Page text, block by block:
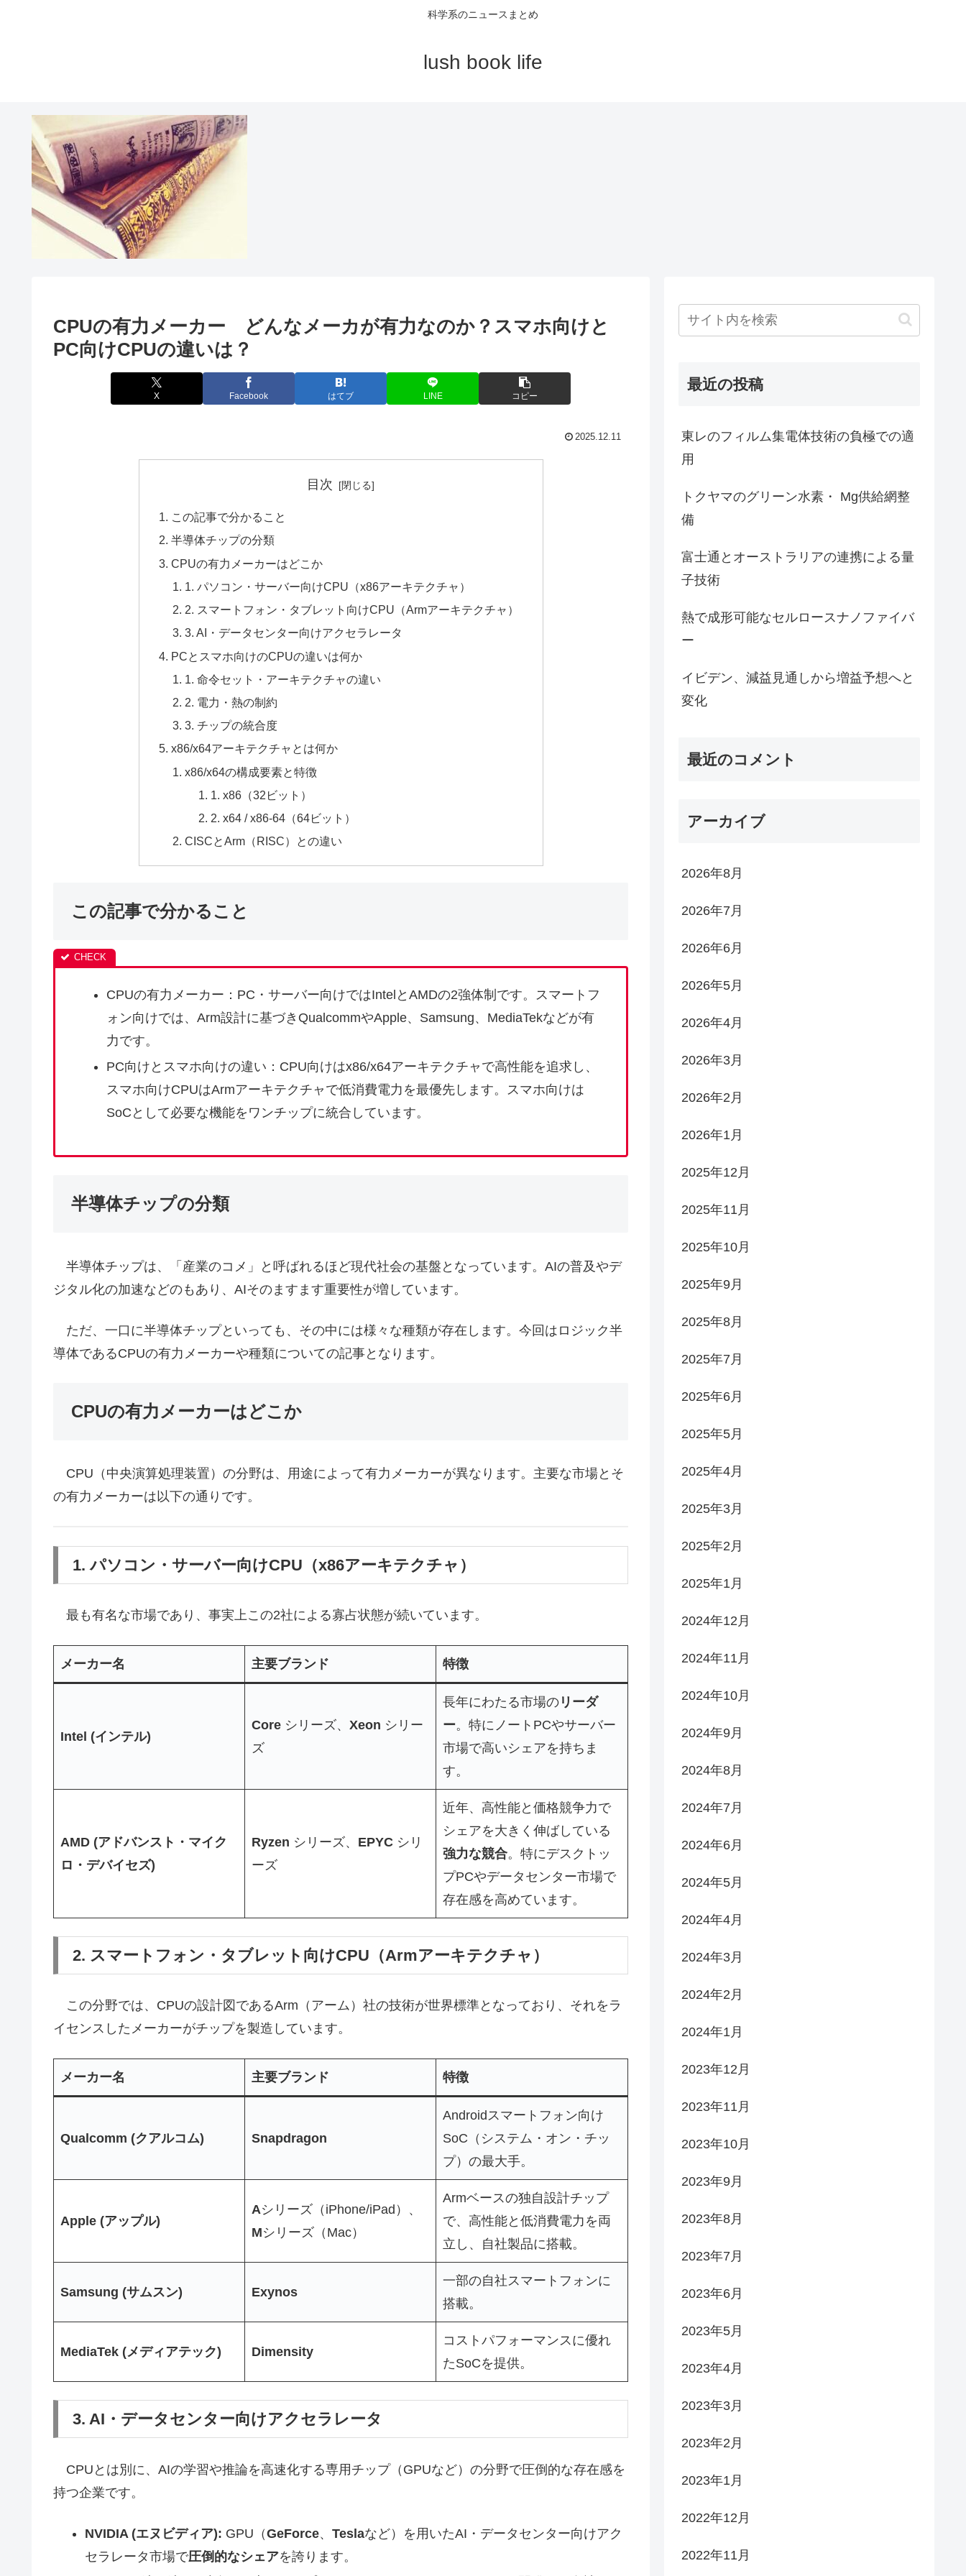
科学系のニュースまとめ
lush book life
CPUの有力メーカー どんなメーカが有力なのか？スマホ向けと
PC向けCPUの違いは？
X Facebook はてブ LINE コピー
2025.12.11
目次
この記事で分かること
半導体チップの分類
CPUの有力メーカーはどこか
1. パソコン・サーバー向けCPU（x86アーキテクチャ）
2. スマートフォン・タブレット向けCPU（Armアーキテクチャ）
3. AI・データセンター向けアクセラレータ
PCとスマホ向けのCPUの違いは何か
1. 命令セット・アーキテクチャの違い
2. 電力・熱の制約
3. チップの統合度
x86/x64アーキテクチャとは何か
x86/x64の構成要素と特徴
1. x86（32ビット）
2. x64 / x86-64（64ビット）
CISCとArm（RISC）との違い
この記事で分かること
CPUの有力メーカー：PC・サーバー向けではIntelとAMDの2強体制です。スマートフ
ォン向けでは、Arm設計に基づきQualcommやApple、Samsung、MediaTekなどが有
力です。
PC向けとスマホ向けの違い：CPU向けはx86/x64アーキテクチャで高性能を追求し、
スマホ向けCPUはArmアーキテクチャで低消費電力を最優先します。スマホ向けは
SoCとして必要な機能をワンチップに統合しています。
半導体チップの分類
半導体チップは、「産業のコメ」と呼ばれるほど現代社会の基盤となっています。AIの普及やデ
ジタル化の加速などのもあり、AIそのますます重要性が増しています。
ただ、一口に半導体チップといっても、その中には様々な種類が存在します。今回はロジック半
導体であるCPUの有力メーカーや種類についての記事となります。
CPUの有力メーカーはどこか
CPU（中央演算処理装置）の分野は、用途によって有力メーカーが異なります。主要な市場とそ
の有力メーカーは以下の通りです。
1. パソコン・サーバー向けCPU（x86アーキテクチャ）
最も有名な市場であり、事実上この2社による寡占状態が続いています。
メーカー名 主要ブランド 特徴
Intel (インテル)
Core シリーズ、 Xeon シリー
ズ
長年にわたる市場の リーダ
ー。特にノートPCやサーバー
市場で高いシェアを持ちま
す。
AMD (アドバンスト・マイク
ロ・デバイセズ)
Ryzen シリーズ、 EPYC シリ
ーズ
近年、高性能と価格競争力で
シェアを大きく伸ばしている
強力な競合。特にデスクトッ
プPCやデータセンター市場で
存在感を高めています。
2. スマートフォン・タブレット向けCPU（Armアーキテクチャ）
この分野では、CPUの設計図であるArm（アーム）社の技術が世界標準となっており、それをラ
イセンスしたメーカーがチップを製造しています。
メーカー名 主要ブランド 特徴
Qualcomm (クアルコム) Snapdragon
Androidスマートフォン向け
SoC（システム・オン・チッ
プ）の最大手。
Apple (アップル)
Aシリーズ（iPhone/iPad）、
Mシリーズ（Mac）
Armベースの独自設計チップ
で、高性能と低消費電力を両
立し、自社製品に搭載。
Samsung (サムスン) Exynos
一部の自社スマートフォンに
搭載。
MediaTek (メディアテック) Dimensity
コストパフォーマンスに優れ
たSoCを提供。
3. AI・データセンター向けアクセラレータ
CPUとは別に、AIの学習や推論を高速化する専用チップ（GPUなど）の分野で圧倒的な存在感を
持つ企業です。
NVIDIA (エヌビディア): GPU（GeForce、 Teslaなど）を用いたAI・データセンター向けアク
セラレータ市場で圧倒的なシェアを誇ります。
最近の投稿
東レのフィルム集電体技術の負極での適
用
トクヤマのグリーン水素・ Mg供給網整
備
富士通とオーストラリアの連携による量
子技術
熱で成形可能なセルロースナノファイバ
ー
イビデン、減益見通しから増益予想へと
変化
最近のコメント
アーカイブ
2026年8月
2026年7月
2026年6月
2026年5月
2026年4月
2026年3月
2026年2月
2026年1月
2025年12月
2025年11月
2025年10月
2025年9月
2025年8月
2025年7月
2025年6月
2025年5月
2025年4月
2025年3月
2025年2月
2025年1月
2024年12月
2024年11月
2024年10月
2024年9月
2024年8月
2024年7月
2024年6月
2024年5月
2024年4月
2024年3月
2024年2月
2024年1月
2023年12月
2023年11月
2023年10月
2023年9月
2023年8月
2023年7月
2023年6月
2023年5月
2023年4月
2023年3月
2023年2月
2023年1月
2022年12月
2022年11月